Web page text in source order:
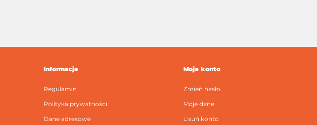
Informacje
Regulamin
Polityka prywatności
Dane adresowe
Moje konto
Zmień hasło
Moje dane
Usuń konto